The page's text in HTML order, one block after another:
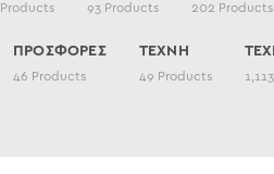
Products 93 Products 202 Products
ΠΡΟΣΦΟΡΕΣ
46 Products
ΤΕΧΝΗ
49 Products 1,113